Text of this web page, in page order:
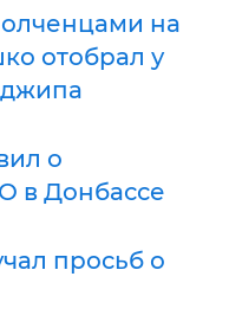
на
отобрал у
о
в Донбассе
просьб о